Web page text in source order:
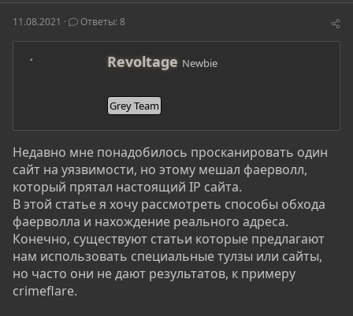
т
е
а
ч
11.08.2021 Ответы: 8
А
о
р
Revoltage Newbie
Grey Team
Недавно мне понадобилось просканировать один
сайт на уязвимости, но этому мешал фаерволл,
который прятал настоящий IP сайта.
В этой статье я хочу рассмотреть способы обхода
фаерволла и нахождение реального адреса.
Конечно, существуют статьи которые предлагают
нам использовать специальные тулзы или сайты,
но часто они не дают результатов, к примеру
crimeflare.